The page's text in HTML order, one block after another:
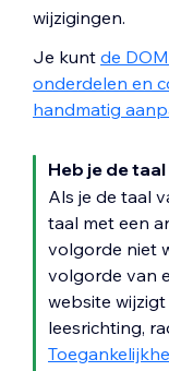
wijzigingen.
Je kunt de
onderdelen en
handmatig
Heb je de
Als je de taal
taal met een
volgorde niet
volgorde van
website
leesrichting,